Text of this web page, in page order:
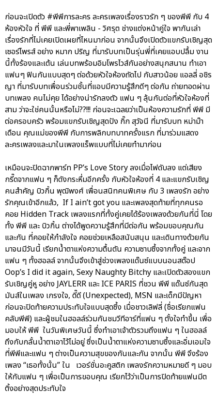
ก่อนจะเปิดตัว #พีพีการละคร ละครเพลงเรื่องราวรัก ๆ ของพีพี กับ 4
ห้องหัวใจ ที่ พีพี และพี่พาเพลิน - วิศรุต ช่างแต่งหน้าคู่ใจ พากันเล่า
เรื่องรักที่ไม่เคยเปิดเผยที่ไหนมาก่อน จากนั้นจึงเปิดตัวแขกรับเชิญสุด
เซอร์ไพรส์ อย่าง หมาก ปริญ ที่มารับบทเป็นรุ่นพี่ที่เคยแอบปลื้ม งาน
นี้ทั้งร้องและเต้น เล่นบทพร้อมอิมโพรไวส์กันอย่างสนุกสนาน ทำเอา
แฟนๆ ฟินกันแบบสุดๆ ต่อด้วยหัวใจห้องถัดไป กับสาวน้อย แอลลี่ อชิร
ญา ที่มารับบทเพื่อนร่วมชั้นที่แอบมีความรู้สึกดีๆ ต่อกัน ถ่ายทอดผ่าน
บทเพลง คนไม่คุย ได้อย่างน่ารักลงตัว แฟน ๆ ลุ้นกันต่อที่หัวใจห้องที่
สาม ว่าจะใช่คนนั้นหรือไม่??!!! ก่อนจะเฉลยว่าเป็นห้องความรักที่ พีพี มี
ต่อครอบครัว พร้อมแขกรับเชิญสุดปัง กิ๊ก สุวัจนี ที่มารับบท หม่าม๊า
เดือน คุณแม่ของพีพี กับการพลิกบทบาทครั้งแรก ที่มาร่วมแสดง
ละครเพลงและมาในเพลงแร็พแบบที่ไม่เคยทำมาก่อน
เหมือนจะปิดฉากพาร์ท PP’s Love Story ลงเมื่อไฟดับลง แต่เสียง
กรี๊ดจากแฟน ๆ ก็ดังกระหึ่มอีกครั้ง กับหัวใจห้องที่ 4 และแขกรับเชิญ
คนสำคัญ บิวกิ้น พุฒิพงศ์ เพื่อนสนิทคนพิเศษ กับ 3 เพลงรัก อย่าง
รักคุณเข้าอีกแล้ว, If I ain’t got you และเพลงสุดท้ายที่ทุกคนรอ
คอย Hidden Track เพลงแรกที่ทั้งคู่เคยได้ร้องเพลงด้วยกันที่นี่ โดย
ทั้ง พีพี และ บิวกิ้น ต่างได้พูดความรู้สึกที่มีต่อกัน พร้อมขอบคุณกัน
และกัน ที่คอยให้กำลังใจ คอยช่วยเหลือสนับสนุน และเดินทางด้วยกัน
มาจนมีวันนี้ เรียกน้ำตาแห่งความตื้นตัน ความซาบซึ้งจากทั้งคู่ และจาก
แฟน ๆ ทั้งฮอลล์ จากนั้นจึงเข้าสู่ช่วงเพลงแด๊นซ์แบบนอนสต๊อป
Oop’s I did it again, Sexy Naughty Bitchy และเปิดตัวสองแขก
รับเชิญคู่หู อย่าง JAYLERR และ ICE PARIS ที่ชวน พีพี แด๊นซ์กันสุด
มันส์ในเพลง เกรงใจ, ดี๊ดี (Unexpected), MSN และเด็กมีปัญหา
ก่อนจะปิดท้ายความประทับใจแบบสุดซึ้ง เมื่อชาวเลิฟลี่ (ชื่อเรียกแฟน
คลับพีพี) และผู้ชมในฮอลล์ร่วมกันชมวีทีอาร์ที่แฟน ๆ ตั้งใจทำขึ้น เพื่อ
มอบให้ พีพี ในวันพิเศษวันนี้ ซึ่งทำเอาเจ้าตัวรวมถึงแฟน ๆ ในฮอลล์
ถึงกับกลั้นน้ำตาเอาไว้ไม่อยู่ ซึ่งเป็นน้ำตาแห่งความซาบซึ้งและอิ่มเอมใจ
ที่พีพีและแฟน ๆ ต่างเป็นความสุขของกันและกัน จากนั้น พีพี จึงร้อง
เพลง “เธอทั้งนั้น” ใน เวอร์ชั่นอะคูสติก เพลงรักความหมายดี ๆ มอบ
ให้กับแฟน ๆ เพื่อเป็นการขอบคุณ เรียกไว้ว่าเป็นการปิดท้ายแฟนมีต
ติ้งอย่างสุดประทับใจ